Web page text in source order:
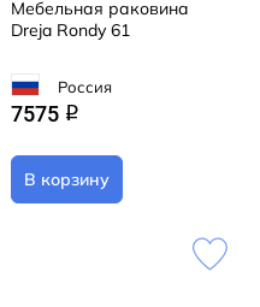
Мебельная раковина
Dreja Rondy 61
Россия
7575 q
В корзину